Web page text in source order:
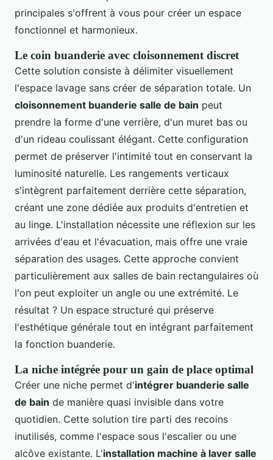
principales s'offrent à vous pour créer un espace
fonctionnel et harmonieux.
Le coin buanderie avec cloisonnement discret
Cette solution consiste à délimiter visuellement
l'espace lavage sans créer de séparation totale. Un
cloisonnement buanderie salle de bain peut
prendre la forme d'une verrière, d'un muret bas ou
d'un rideau coulissant élégant. Cette configuration
permet de préserver l'intimité tout en conservant la
luminosité naturelle. Les rangements verticaux
s'intègrent parfaitement derrière cette séparation,
créant une zone dédiée aux produits d'entretien et
au linge. L'installation nécessite une réflexion sur les
arrivées d'eau et l'évacuation, mais offre une vraie
séparation des usages. Cette approche convient
particulièrement aux salles de bain rectangulaires où
l'on peut exploiter un angle ou une extrémité. Le
résultat ? Un espace structuré qui préserve
l'esthétique générale tout en intégrant parfaitement
la fonction buanderie.
La niche intégrée pour un gain de place optimal
Créer une niche permet d'intégrer buanderie salle
de bain de manière quasi invisible dans votre
quotidien. Cette solution tire parti des recoins
inutilisés, comme l'espace sous l'escalier ou une
alcôve existante. L'installation machine à laver salle